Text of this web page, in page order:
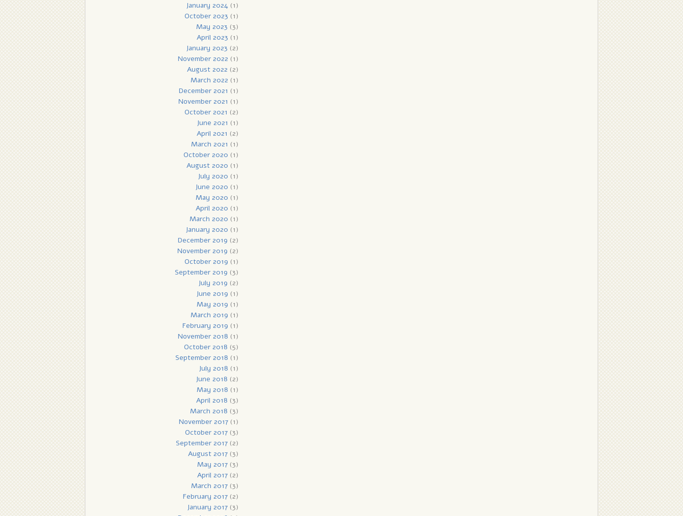
January 2024(1)
October 2023 (1)
May 2023 (3)
April 2023 (1)
January 2023 (2)
November 2022 (1)
August 2022 (2)
March 2022 (1)
December 2021 (1)
November 2021 (1)
October 2021 (2)
June 2021 (1)
April 2021 (2)
March 2021 (1)
October 2020 (1)
August 2020 (1)
July 2020 (1)
June 2020 (1)
May 2020 (1)
April 2020 (1)
March 2020 (1)
January 2020 (1)
December 2019 (2)
November 2019 (2)
October 2019 (1)
September 2019 (3)
July 2019 (2)
June 2019 (1)
May 2019 (1)
March 2019 (1)
February 2019 (1)
November 2018 (1)
October 2018 (5)
September 2018 (1)
July 2018 (1)
June 2018 (2)
May 2018 (1)
April 2018 (3)
March 2018 (3)
November 2017(1)
October 2017(3)
September 2017(2)
August 2017(3)
May 2017(3)
April 2017(2)
March 2017(3)
February 2017(2)
January 2017(3)